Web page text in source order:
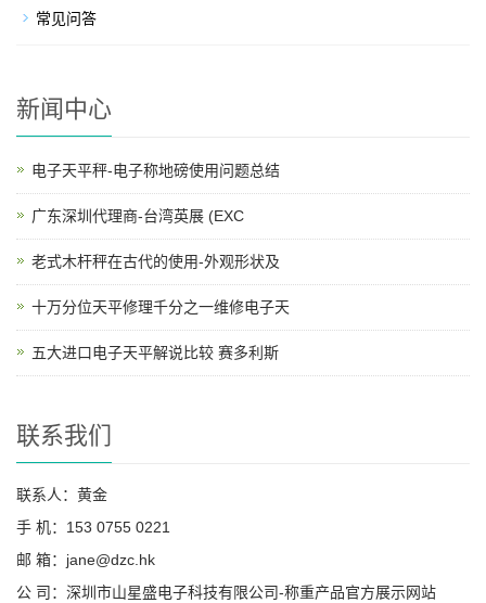
常见问答
新闻中心
电子天平秤-电子称地磅使用问题总结
广东深圳代理商-台湾英展 (EXC
老式木杆秤在古代的使用-外观形状及
十万分位天平修理千分之一维修电子天
五大进口电子天平解说比较 赛多利斯
联系我们
联系人：黄金
手 机：153 0755 0221
邮 箱：jane@dzc.hk
公 司：深圳市山星盛电子科技有限公司-称重产品官方展示网站